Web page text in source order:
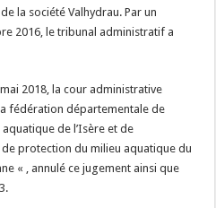
la société Valhydrau. Par un
2016, le tribunal administratif a
2018, la cour administrative
fédération départementale de
de l’Isère et de
de protection du milieu aquatique du
« , annulé ce jugement ainsi que